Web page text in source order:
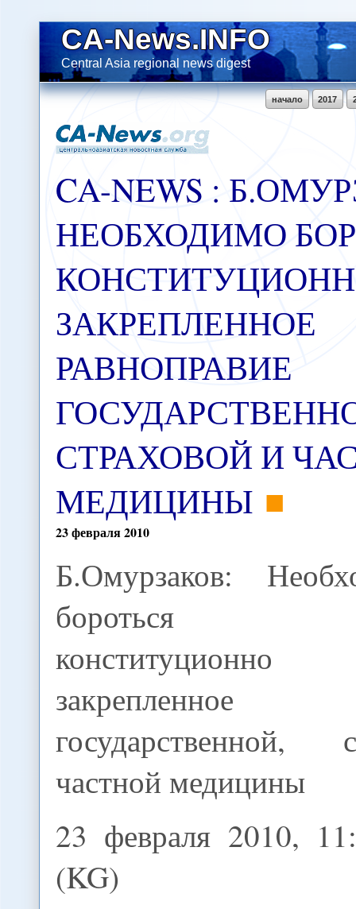
CA-News.INFO
Central Asia regional news digest
2017
начало
CA-NEWS :
НЕОБХОДИМО
ЗАКРЕПЛЕННОЕ
РАВНОПРАВИЕ
СТРАХОВОЙ И
МЕДИЦИНЫ
23февраля2010
Б.Омурзаков:
бороться
конституционно
закрепленное
частной медицины
23 февраля 2010,
(KG)